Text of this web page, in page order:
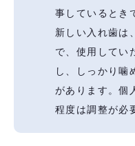
事しているとき
新しい入れ歯は
で、使用してい
し、しっかり噛
があります。個
程度は調整が必